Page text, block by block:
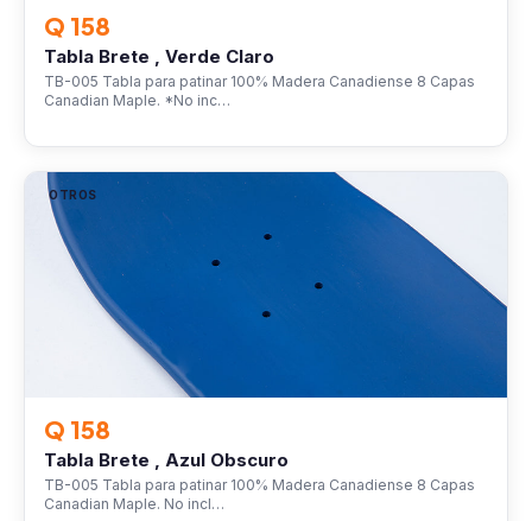
Q 158
Tabla Brete , Verde Claro
TB-005 Tabla para patinar 100% Madera Canadiense 8 Capas
Canadian Maple. *No inc…
OTROS
Q 158
Tabla Brete , Azul Obscuro
TB-005 Tabla para patinar 100% Madera Canadiense 8 Capas
Canadian Maple. No incl…